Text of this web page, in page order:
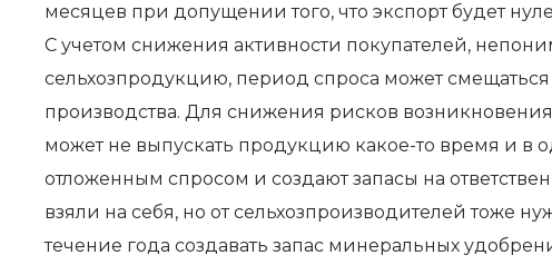
месяцев при допущении того, что экспорт будет
С учетом снижения активности покупателей,
сельхозпродукцию, период спроса может
производства. Для снижения рисков возникновения
может не выпускать продукцию какое-то время и в
отложенным спросом и создают запасы на
взяли на себя, но от сельхозпроизводителей тоже
течение года создавать запас минеральных